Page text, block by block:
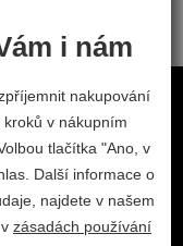
i nám
nakupování
v nákupním
tlačítka "Ano, v
Další informace o
najdete v našem
zásadách používání